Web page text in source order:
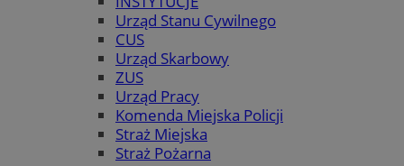
Urząd Stanu Cywilnego
CUS
Urząd Skarbowy
ZUS
Urząd Pracy
Komenda Miejska Policji
Straż Miejska
Straż Pożarna